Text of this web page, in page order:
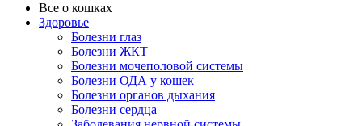
Все о кошках
Здоровье
Болезни глаз
Болезни ЖКТ
Болезни мочеполовой системы
Болезни ОДА у кошек
Болезни органов дыхания
Болезни сердца